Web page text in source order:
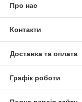
Про нас
Контакти
Доставка та оплата
Графік роботи